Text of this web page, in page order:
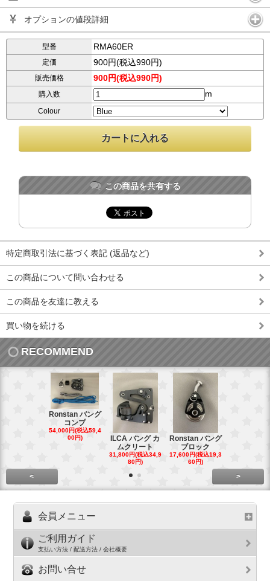
オプションの値段詳細
型番 RMA60ER
定価 900円(税込990円)
販売価格 900円(税込990円)
購入数 m
Colour
この商品を共有する
特定商取引法に基づく表記 (返品など)
この商品について問い合わせる
この商品を友達に教える
買い物を続ける
RECOMMEND
Ronstan バング
コンプ
54,000円(税込59,4
00円)
ILCA バング カ
ムクリート
31,800円(税込34,9
80円)
Ronstan バング
ブロック
17,600円(税込19,3
60円)
< >
会員メニュー
ご利用ガイド
支払い方法 / 配送方法 / 会社概要
お問い合せ